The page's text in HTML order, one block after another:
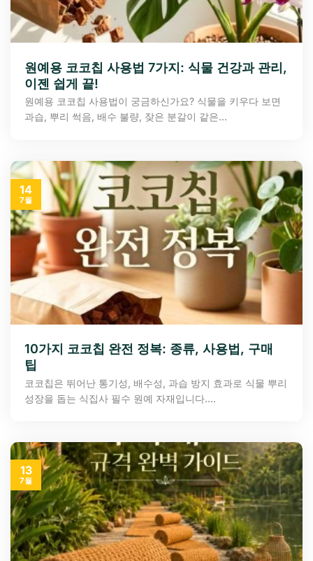
원예용 코코칩 사용법 7가지: 식물 건강과 관리,
이젠 쉽게 끝!
원예용 코코칩 사용법이 궁금하신가요? 식물을 키우다 보면
과습, 뿌리 썩음, 배수 불량, 잦은 분갈이 같은...
10가지 코코칩 완전 정복: 종류, 사용법, 구매
팁
코코칩은 뛰어난 통기성, 배수성, 과습 방지 효과로 식물 뿌리
성장을 돕는 식집사 필수 원예 자재입니다....
14
7월
13
7월